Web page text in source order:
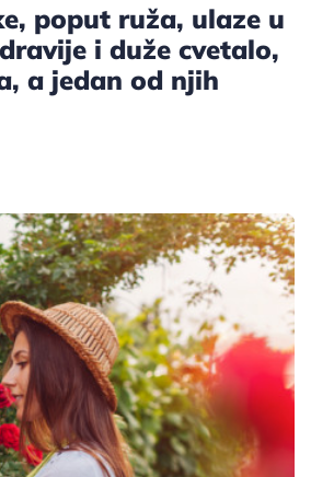
poput ruža, ulaze u
i duže cvetalo,
a jedan od njih